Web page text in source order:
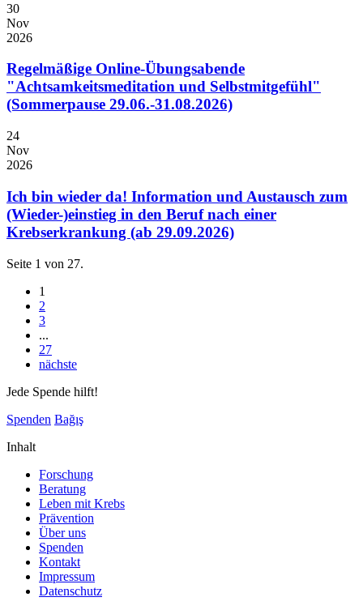
30
Nov
2026
Regelmäßige Online-Übungsabende
"Achtsamkeitsmeditation und Selbstmitgefühl"
(Sommerpause 29.06.-31.08.2026)
24
Nov
2026
Ich bin wieder da! Information und Austausch zum
(Wieder-)einstieg in den Beruf nach einer
Krebserkrankung (ab 29.09.2026)
Seite 1 von 27.
1
2
3
...
27
nächste
Jede Spende hilft!
Spenden Bağış
Inhalt
Forschung
Beratung
Leben mit Krebs
Prävention
Über uns
Spenden
Kontakt
Impressum
Datenschutz